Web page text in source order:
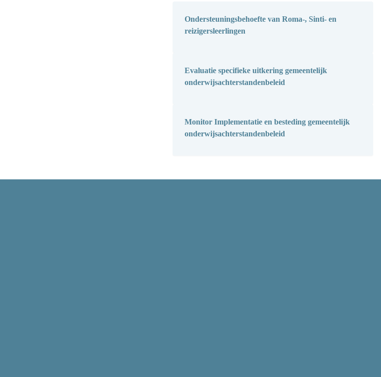
Ondersteuningsbehoefte van Roma-, Sinti- en
reizigersleerlingen
Evaluatie specifieke uitkering gemeentelijk
onderwijsachterstandenbeleid
Monitor Implementatie en besteding gemeentelijk
onderwijsachterstandenbeleid